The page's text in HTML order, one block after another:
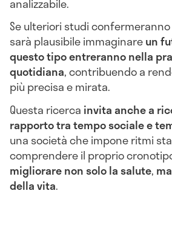
analizzabile.
Se ulteriori studi
sarà plausibile immaginareun
questo tipo entreranno nella
quotidiana, contribuendo a
più precisa e mirata.
Questa ricerca invita anche a
rapporto tra tempo sociale e
una società che impone ritmi
comprendere il proprio
migliorare non solo la salute,
della vita.